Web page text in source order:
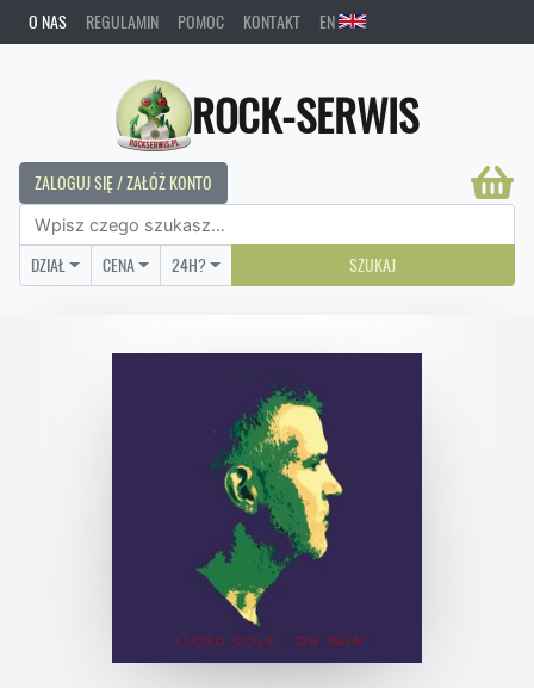
O NAS REGULAMIN POMOC KONTAKT EN
ROCK-SERWIS
ZALOGUJ SIĘ / ZAŁÓŻ KONTO
DZIAŁ CENA 24H? SZUKAJ